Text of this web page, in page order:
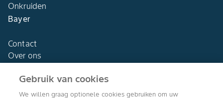
Onkruiden
Bayer
Contact
Over ons
Gebruik van cookies
We willen graag optionele cookies gebruiken om uw